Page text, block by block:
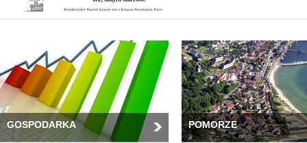
GOSPODARKA POMORZE